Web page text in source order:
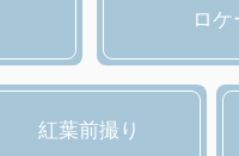
ロ
紅葉前撮り